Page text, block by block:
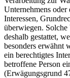
Unternehmens
Interessen,
überwiegen. Solche
deshalb gestattet,
besonders erwähnt
ein berechtigtes
betroffene Person
(Erwägungsgrund